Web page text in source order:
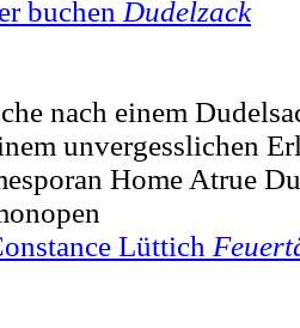
buchen Dudelzack
nach einem
unvergesslichen
Home Atrue
Lüttich